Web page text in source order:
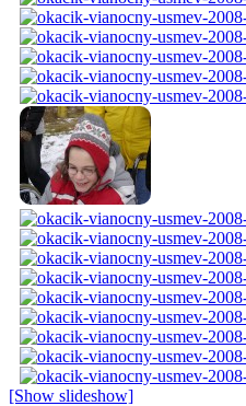
[Show slideshow]